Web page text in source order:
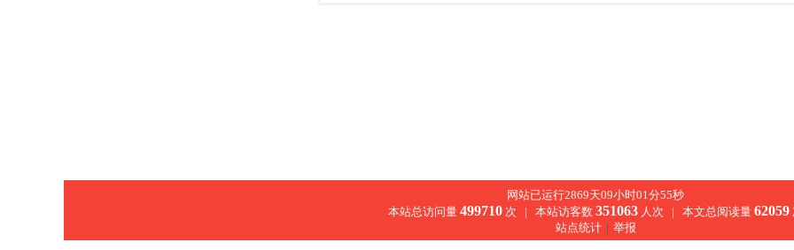
网站已运行2869天09小时01分56秒
本站总访问量 499710次 | 本站访客数 351063人次 | 本文总阅读量 62059
站点统计 | 举报